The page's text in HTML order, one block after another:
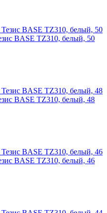
BASE TZ310, белый, 50
BASE TZ310, белый, 48
BASE TZ310, белый, 46